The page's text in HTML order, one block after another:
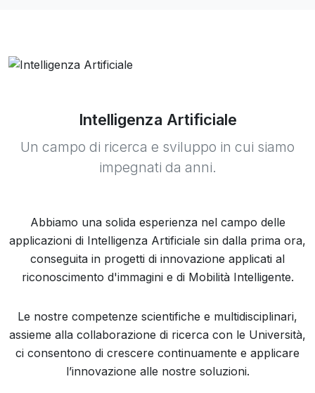
Intelligenza Artificiale
Un campo di ricerca e sviluppo in cui siamo
impegnati da anni.
Abbiamo una solida esperienza nel campo delle
applicazioni di Intelligenza Artificiale sin dalla prima ora,
conseguita in progetti di innovazione applicati al
riconoscimento d'immagini e di Mobilità Intelligente.
Le nostre competenze scientifiche e multidisciplinari,
assieme alla collaborazione di ricerca con le Università,
ci consentono di crescere continuamente e applicare
l’innovazione alle nostre soluzioni.